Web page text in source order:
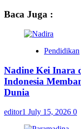
Baca Juga :
Pendidikan
Nadine Kei Inara
Indonesia
Dunia
editor1 July 15, 2026 0